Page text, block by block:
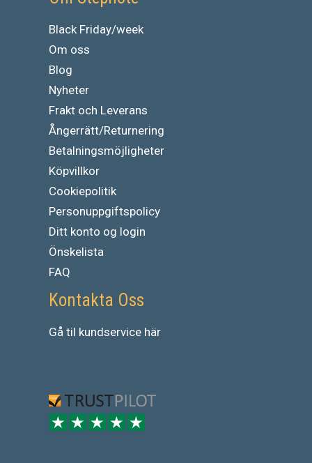
Black Friday/week
Om oss
Blog
Nyheter
Frakt och Leverans
Ångerrätt/Returnering
Betalningsmöjligheter
Köpvillkor
Cookiepolitik
Personuppgiftspolicy
Ditt konto og login
Önskelista
FAQ
Kontakta Oss
Gå til kundservice här